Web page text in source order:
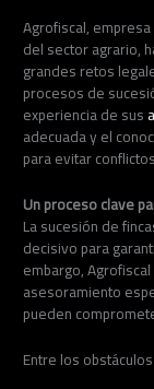
Agrofiscal,
del sector agrario,
grandes retos
procesos de
experiencia de sus
adecuada y el
para evitar
Un proceso clave
La sucesión de
decisivo para
embargo,
asesoramiento
pueden
Entre los